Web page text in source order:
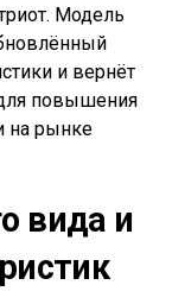
Модель
и вернёт
повышения
на рынке
вида и